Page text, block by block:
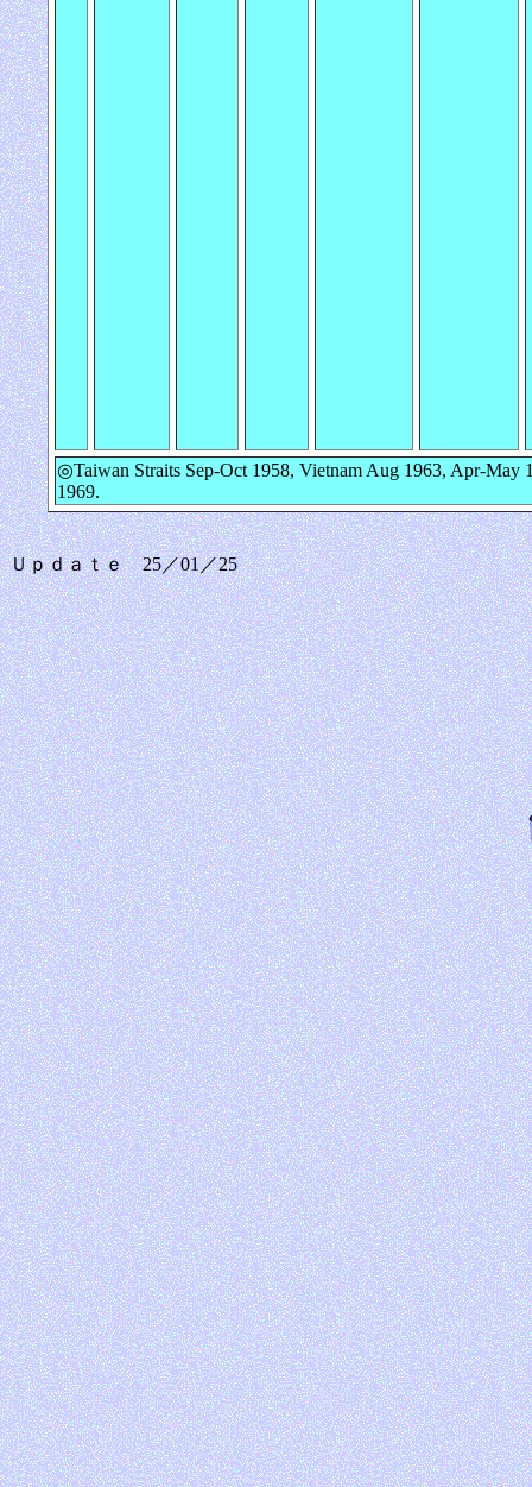
◎Taiwan Straits Sep-Oct 1958, Vietnam Aug 1963, Apr-
1969.
Ｕｐｄａｔｅ 25／01／25